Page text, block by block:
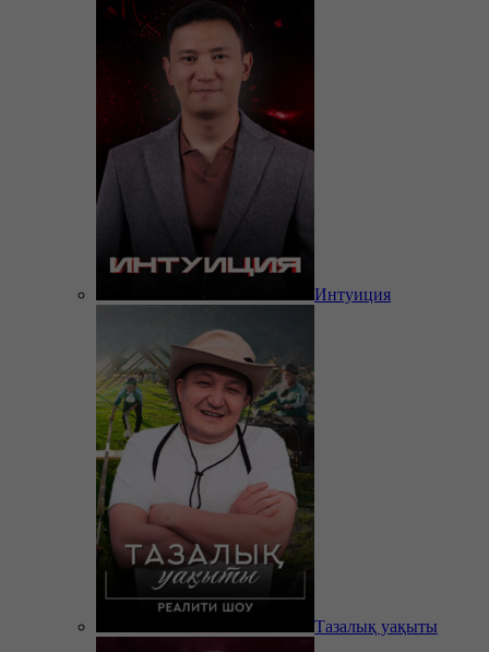
Интуиция
Тазалық уақыты